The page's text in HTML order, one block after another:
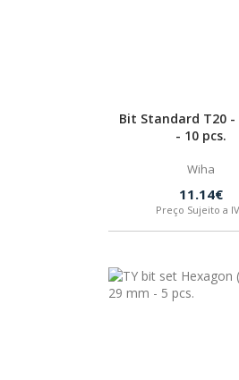
Bit Standard T20 -
- 10 pcs.
Wiha
11.14€
Preço Sujeito a